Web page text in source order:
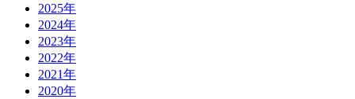
2025年
2024年
2023年
2022年
2021年
2020年